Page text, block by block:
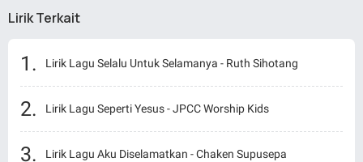
Lirik Terkait
Lirik Lagu Selalu Untuk Selamanya - Ruth Sihotang
Lirik Lagu Seperti Yesus - JPCC Worship Kids
Lirik Lagu Aku Diselamatkan - Chaken Supusepa